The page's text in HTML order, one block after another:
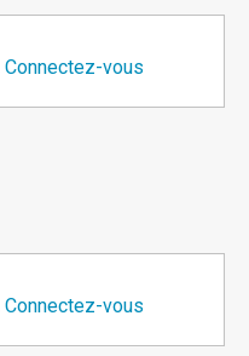
Connectez-vous
Connectez-vous